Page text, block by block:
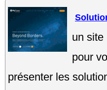
un site
pour
présenter les